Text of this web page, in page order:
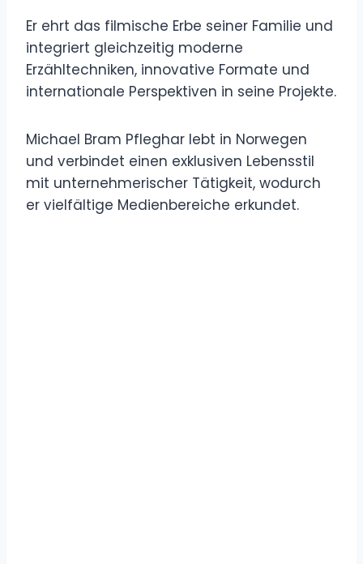
Er ehrt das filmische Erbe seiner Familie und
integriert gleichzeitig moderne
Erzähltechniken, innovative Formate und
internationale Perspektiven in seine Projekte.
Michael Bram Pfleghar lebt in Norwegen
und verbindet einen exklusiven Lebensstil
mit unternehmerischer Tätigkeit, wodurch
er vielfältige Medienbereiche erkundet.